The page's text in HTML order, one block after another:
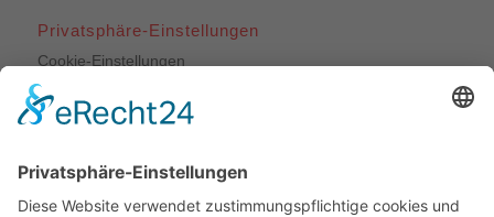
Privatsphäre-Einstellungen
Cookie-Einstellungen
Unsere Leistungen